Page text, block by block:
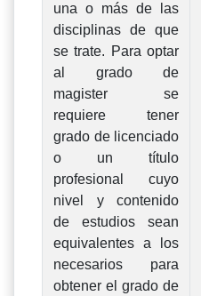
una o más de las
disciplinas de que
se trate. Para optar
al grado de
magister se
requiere tener
grado de licenciado
o un título
profesional cuyo
nivel y contenido
de estudios sean
equivalentes a los
necesarios para
obtener el grado de